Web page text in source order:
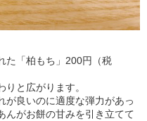
た「柏もち」200円（税
と広がります。
が良いのに適度な弾力があっ
んがお餅の甘みを引き立てて